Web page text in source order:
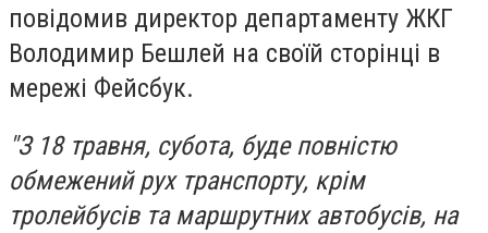
повідомив директор департаменту ЖКГ
Володимир Бешлей на своїй сторінці в
мережі Фейсбук.
"З 18 травня, субота, буде повністю
обмежений рух транспорту, крім
тролейбусів та маршрутних автобусів, на